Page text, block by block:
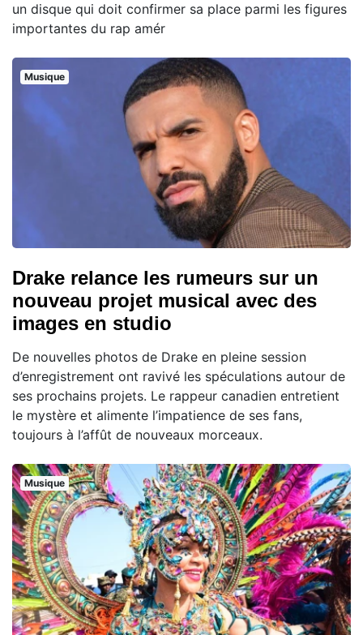
un disque qui doit confirmer sa place parmi les figures
importantes du rap amér
Musique
Drake relance les rumeurs sur un
nouveau projet musical avec des
images en studio
De nouvelles photos de Drake en pleine session
d’enregistrement ont ravivé les spéculations autour de
ses prochains projets. Le rappeur canadien entretient
le mystère et alimente l’impatience de ses fans,
toujours à l’affût de nouveaux morceaux.
Musique